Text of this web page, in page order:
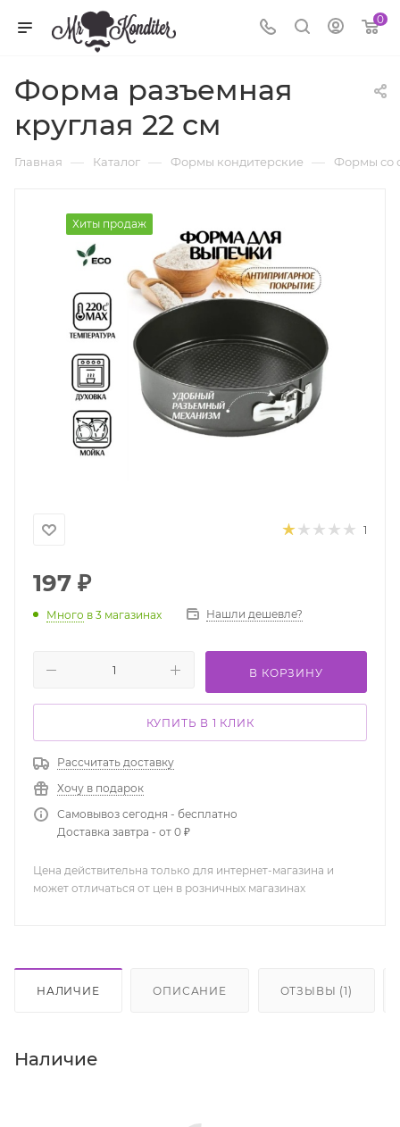
0
Форма разъемная
круглая 22 см
Главная — Каталог — Формы кондитерские — Формы со
Хиты продаж
1
197 ₽
Много в 3 магазинах Нашли дешевле?
В КОРЗИНУ
КУПИТЬ В 1 КЛИК
Рассчитать доставку
Хочу в подарок
Самовывоз сегодня - бесплатно
Доставка завтра - от 0 ₽
Цена действительна только для интернет-магазина и
может отличаться от цен в розничных магазинах
НАЛИЧИЕ ОПИСАНИЕ ОТЗЫВЫ (1)
Наличие